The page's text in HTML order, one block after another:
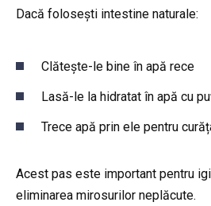
Dacă folosești intestine naturale:
Clătește-le bine în apă rece
Lasă-le la hidratat în apă cu
Trece apă prin ele pentru
Acest pas este important pentru
eliminarea mirosurilor neplăcute.